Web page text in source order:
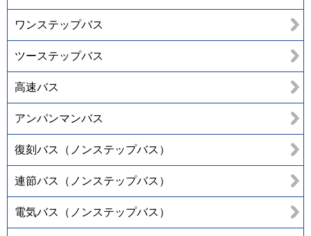
ワンステップバス
ツーステップバス
高速バス
アンパンマンバス
復刻バス（ノンステップバス）
連節バス（ノンステップバス）
電気バス（ノンステップバス）